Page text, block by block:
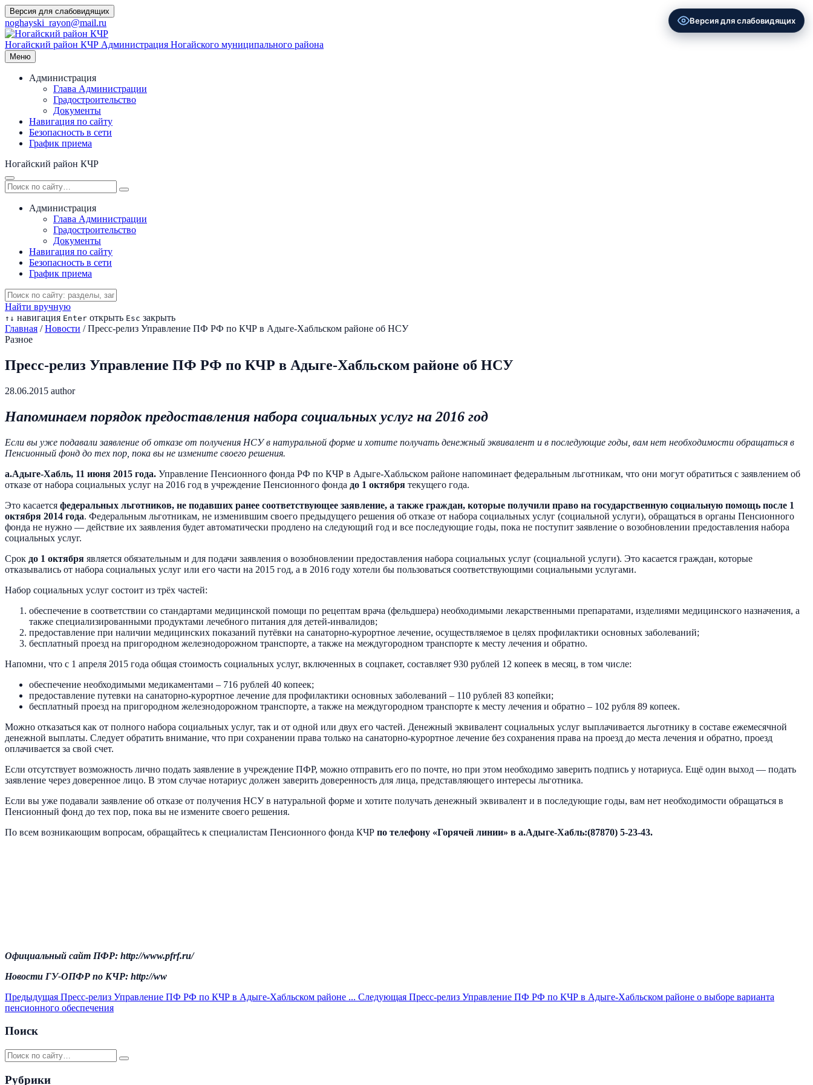
Перейти
к
содержимому
Версия для слабовидящих
noghayski_rayon@mail.ru
Ногайский район КЧР Администрация Ногайского муниципального района
Меню
Администрация
Глава Администрации
Градостроительство
Документы
Навигация по сайту
Безопасность в сети
График приема
Ногайский район КЧР
Администрация
Глава Администрации
Градостроительство
Документы
Навигация по сайту
Безопасность в сети
График приема
Найти вручную
↑ ↓ навигация Enter открыть Esc закрыть
Главная / Новости / Пресс-релиз Управление ПФ РФ по КЧР в Адыге-Хабльском районе об НСУ
Разное
Пресс-релиз Управление ПФ РФ по КЧР в Адыге-Хабльском районе об НСУ
28.06.2015 author
Напоминаем порядок предоставления набора социальных услуг на 2016 год
Если вы уже подавали заявление об отказе от получения НСУ в натуральной форме и хотите получать денежный эквивалент и в последующие годы, вам нет необходимости обращаться в
Пенсионный фонд до тех пор, пока вы не измените своего решения.
а.Адыге-Хабль, 11 июня 2015 года. Управление Пенсионного фонда РФ по КЧР в Адыге-Хабльском районе напоминает федеральным льготникам, что они могут обратиться с заявлением об
отказе от набора социальных услуг на 2016 год в учреждение Пенсионного фонда до 1 октября текущего года.
Это касается федеральных льготников, не подавших ранее соответствующее заявление, а также граждан, которые получили право на государственную социальную помощь после 1
октября 2014 года. Федеральным льготникам, не изменившим своего предыдущего решения об отказе от набора социальных услуг (социальной услуги), обращаться в органы Пенсионного
фонда не нужно — действие их заявления будет автоматически продлено на следующий год и все последующие годы, пока не поступит заявление о возобновлении предоставления набора
социальных услуг.
Срок до 1 октября является обязательным и для подачи заявления о возобновлении предоставления набора социальных услуг (социальной услуги). Это касается граждан, которые
отказывались от набора социальных услуг или его части на 2015 год, а в 2016 году хотели бы пользоваться соответствующими социальными услугами.
Набор социальных услуг состоит из трёх частей:
обеспечение в соответствии со стандартами медицинской помощи по рецептам врача (фельдшера) необходимыми лекарственными препаратами, изделиями медицинского назначения, а
также специализированными продуктами лечебного питания для детей-инвалидов;
предоставление при наличии медицинских показаний путёвки на санаторно-курортное лечение, осуществляемое в целях профилактики основных заболеваний;
бесплатный проезд на пригородном железнодорожном транспорте, а также на междугородном транспорте к месту лечения и обратно.
Напомни, что с 1 апреля 2015 года общая стоимость социальных услуг, включенных в соцпакет, составляет 930 рублей 12 копеек в месяц, в том числе:
обеспечение необходимыми медикаментами – 716 рублей 40 копеек;
предоставление путевки на санаторно-курортное лечение для профилактики основных заболеваний – 110 рублей 83 копейки;
бесплатный проезд на пригородном железнодорожном транспорте, а также на междугородном транспорте к месту лечения и обратно – 102 рубля 89 копеек.
Можно отказаться как от полного набора социальных услуг, так и от одной или двух его частей. Денежный эквивалент социальных услуг выплачивается льготнику в составе ежемесячной
денежной выплаты. Следует обратить внимание, что при сохранении права только на санаторно-курортное лечение без сохранения права на проезд до места лечения и обратно, проезд
оплачивается за свой счет.
Если отсутствует возможность лично подать заявление в учреждение ПФР, можно отправить его по почте, но при этом необходимо заверить подпись у нотариуса. Ещё один выход — подать
заявление через доверенное лицо. В этом случае нотариус должен заверить доверенность для лица, представляющего интересы льготника.
Если вы уже подавали заявление об отказе от получения НСУ в натуральной форме и хотите получать денежный эквивалент и в последующие годы, вам нет необходимости обращаться в
Пенсионный фонд до тех пор, пока вы не измените своего решения.
По всем возникающим вопросам, обращайтесь к специалистам Пенсионного фонда КЧР по телефону «Горячей линии» в а.Адыге-Хабль:(87870) 5-23-43.
Официальный сайт ПФР: http://www.pfrf.ru/
Новости ГУ-ОПФР по КЧР: http://ww
Предыдущая Пресс-релиз Управление ПФ РФ по КЧР в Адыге-Хабльском районе ... Следующая Пресс-релиз Управление ПФ РФ по КЧР в Адыге-Хабльском районе о выборе варианта
пенсионного обеспечения
Поиск
Рубрики
Версия для слабовидящих